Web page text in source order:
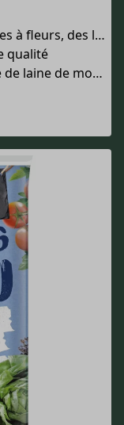
et des arbres fruitiers
qualité
de mouton